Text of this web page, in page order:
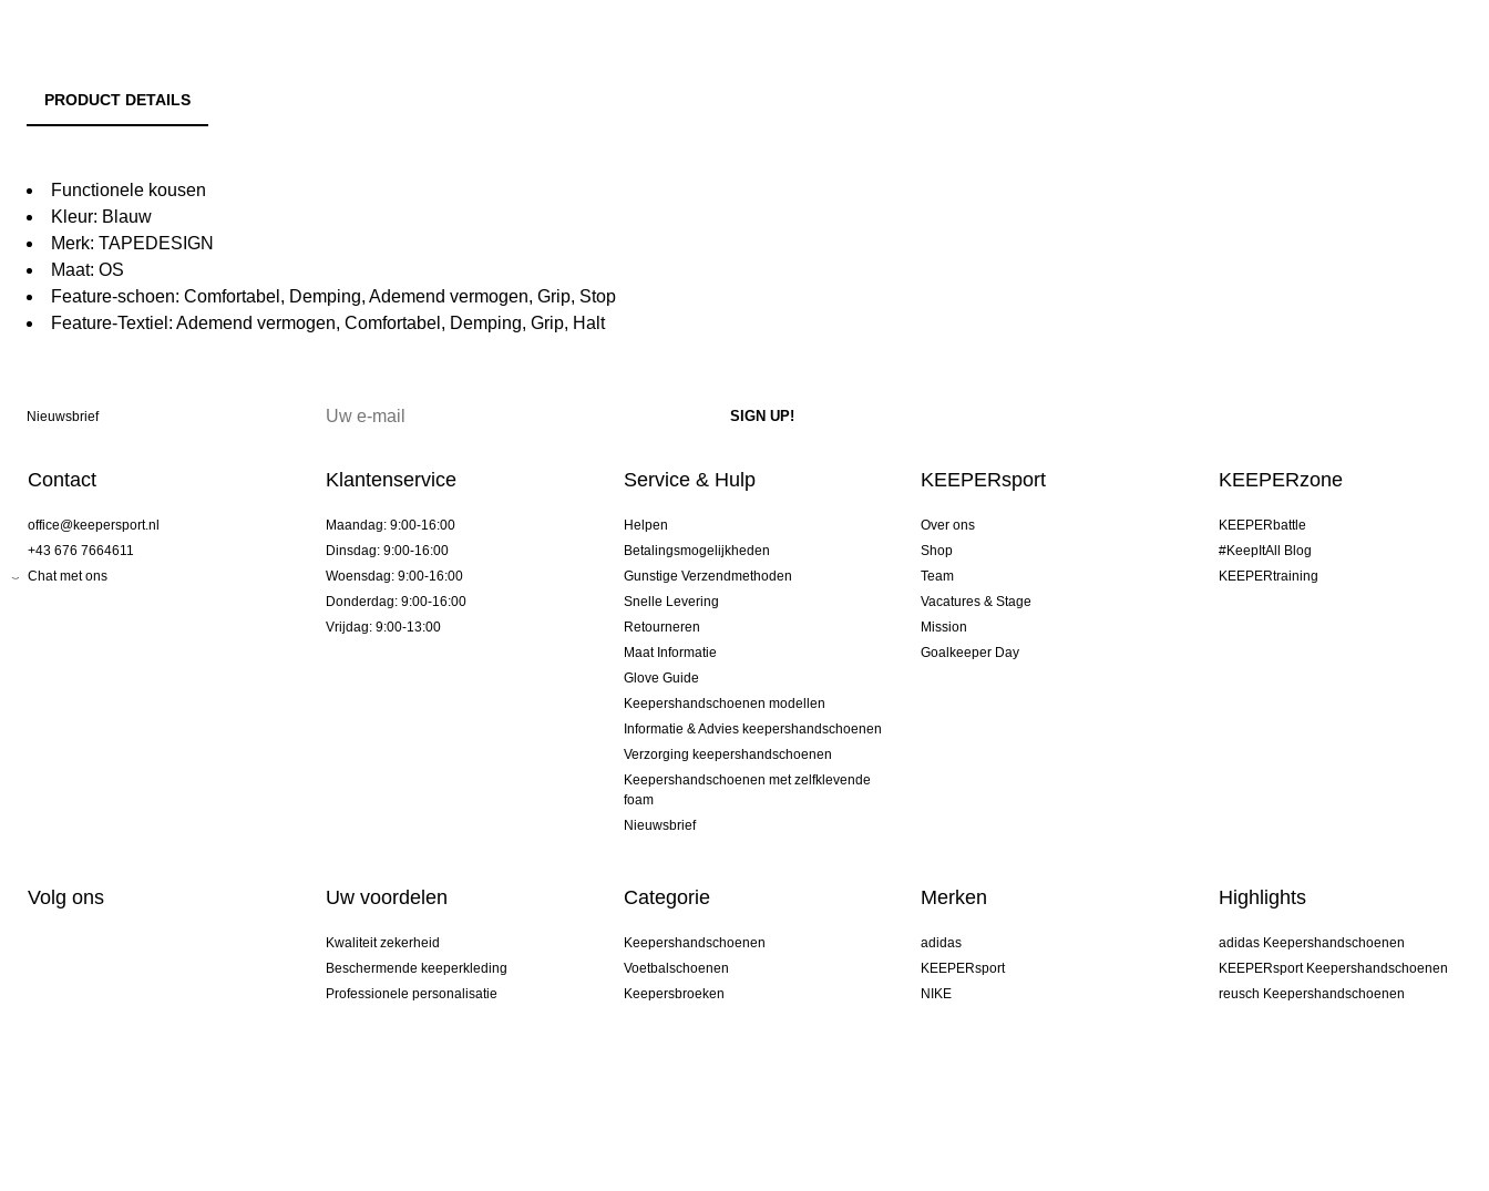
PRODUCT DETAILS
Functionele kousen
Kleur: Blauw
Merk: TAPEDESIGN
Maat: OS
Feature-schoen: Comfortabel, Demping, Ademend vermogen, Grip, Stop
Feature-Textiel: Ademend vermogen, Comfortabel, Demping, Grip, Halt
Nieuwsbrief
Contact
office@keepersport.nl
+43 676 7664611
Chat met ons
Klantenservice
Maandag: 9:00-16:00
Dinsdag: 9:00-16:00
Woensdag: 9:00-16:00
Donderdag: 9:00-16:00
Vrijdag: 9:00-13:00
Service & Hulp
Helpen
Betalingsmogelijkheden
Gunstige Verzendmethoden
Snelle Levering
Retourneren
Maat Informatie
Glove Guide
Keepershandschoenen modellen
Informatie & Advies keepershandschoenen
Verzorging keepershandschoenen
Keepershandschoenen met zelfklevende
foam
Nieuwsbrief
KEEPERsport
Over ons
Shop
Team
Vacatures & Stage
Mission
Goalkeeper Day
KEEPERzone
KEEPERbattle
#KeepItAll Blog
KEEPERtraining
Volg ons Uw voordelen
Kwaliteit zekerheid
Beschermende keeperkleding
Professionele personalisatie
Categorie
Keepershandschoenen
Voetbalschoenen
Keepersbroeken
Merken
adidas
KEEPERsport
NIKE
Highlights
adidas Keepershandschoenen
KEEPERsport Keepershandschoenen
reusch Keepershandschoenen